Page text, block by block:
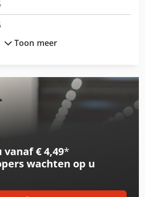
Toon meer
€ 4,49*
wachten op u